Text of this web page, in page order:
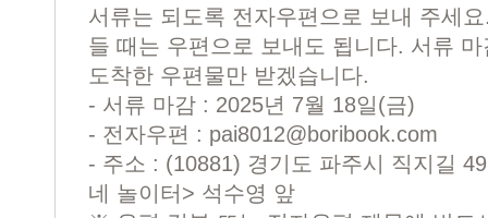
서류는 되도록 전자우편으로 보내 주세
들 때는 우편으로 보내도 됩니다. 서류
도착한 우편물만 받겠습니다.
- 서류 마감 : 2025년 7월 18일(금)
- 전자우편 : pai8012@boribook.com
- 주소 : (10881) 경기도 파주시 직지길
네 놀이터> 석수영 앞